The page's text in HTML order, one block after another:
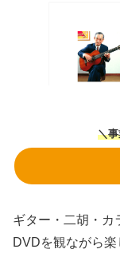
＼
ギター・二胡・カ
DVDを観ながら楽